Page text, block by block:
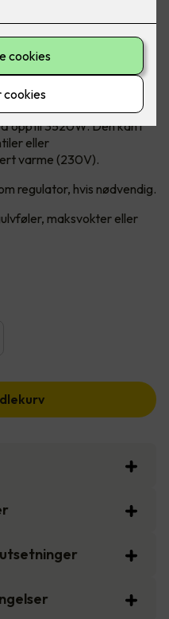
fungerer
kan du legge
uten at du er
opptil 3520W. Den kan i
eller
varme (230V).
regulator, hvis nødvendig.
maksvokter eller